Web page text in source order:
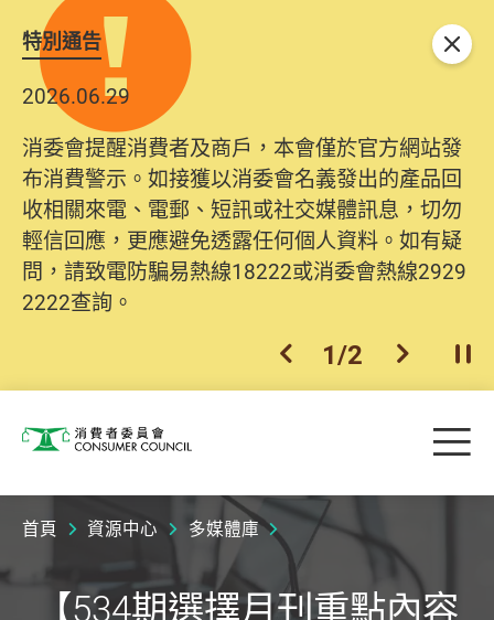
特別通告
2026.06.29
消委會提醒消費者及商戶，本會僅於官方網站發
布消費警示。如接獲以消委會名義發出的產品回
收相關來電、電郵、短訊或社交媒體訊息，切勿
輕信回應，更應避免透露任何個人資料。如有疑
問，請致電防騙易熱線18222或消委會熱線2929
2222查詢。
上一個
1/2 下一個開
關閉
消費者委員會 目
首頁 資源中心 多媒體庫
【534期選擇月刊重點內容